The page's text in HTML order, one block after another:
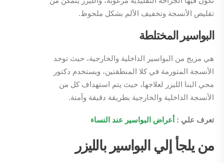
تقليص الأنسجة وتخفيف الألم بشكل ملحوظ.
البواسير المختلطة
هي مزيج من البواسير الداخلية والخارجية، حيث توجد
الأنسجة المتورمة في كلا المنطقتين، ويستخدم دكتور
محي البنا الليزر لعلاجها، حيث يتم استهداف كل من
الأنسجة الداخلية والخارجية بطريقة دقيقة وآمنة.
تعرف علي : أعراض البواسير عند النساء
من يلجأ إلي البواسير بالليزر